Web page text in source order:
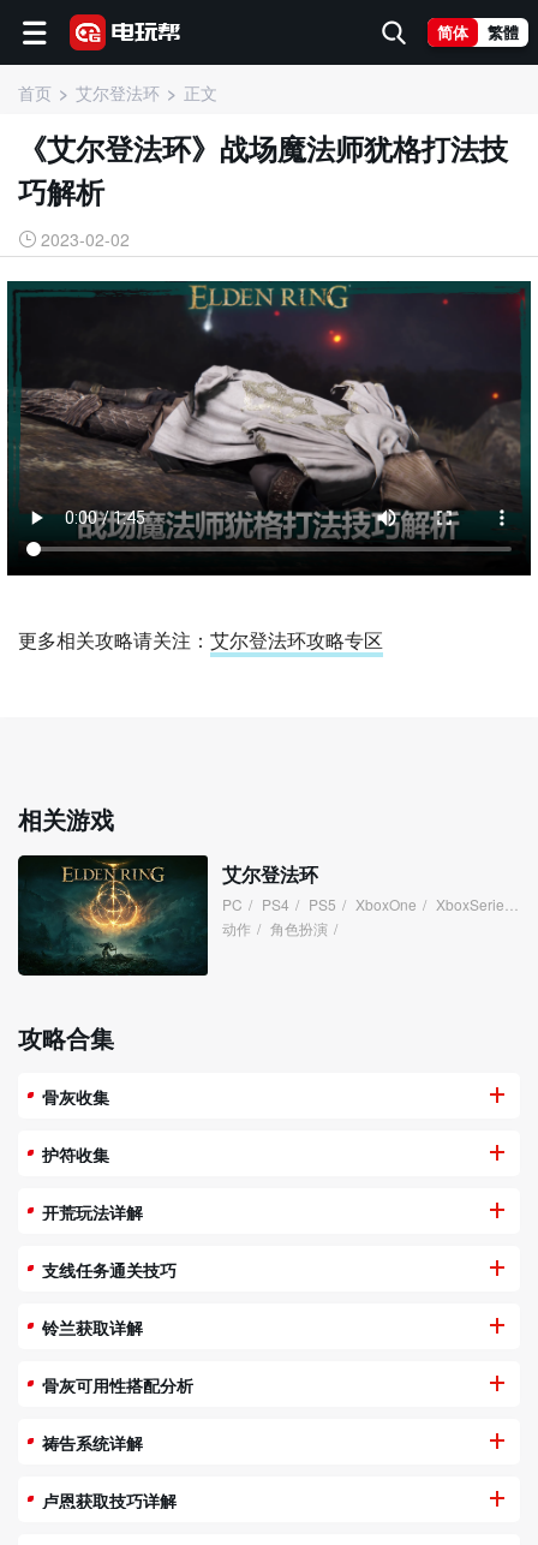
简体 繁體
首页 艾尔登法环 正文
《艾尔登法环》战场魔法师犹格打法技
巧解析
2023-02-02
更多相关攻略请关注： 艾尔登法环攻略专区
相关游戏
艾尔登法环
PC / PS4 / PS5 / XboxOne / XboxSeries
动作 / 角色扮演 /
攻略合集
骨灰收集
护符收集
开荒玩法详解
支线任务通关技巧
铃兰获取详解
骨灰可用性搭配分析
祷告系统详解
卢恩获取技巧详解